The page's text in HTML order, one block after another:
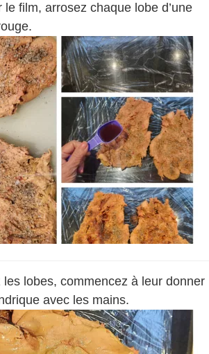
le film, arrosez chaque lobe d’une
les lobes, commencez à leur donner
avec les mains.